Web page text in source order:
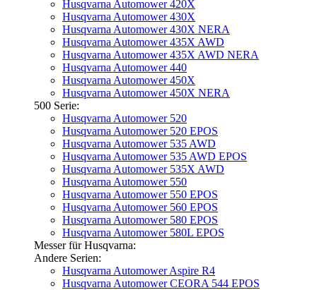
Husqvarna Automower 420X
Husqvarna Automower 430X
Husqvarna Automower 430X NERA
Husqvarna Automower 435X AWD
Husqvarna Automower 435X AWD NERA
Husqvarna Automower 440
Husqvarna Automower 450X
Husqvarna Automower 450X NERA
500 Serie:
Husqvarna Automower 520
Husqvarna Automower 520 EPOS
Husqvarna Automower 535 AWD
Husqvarna Automower 535 AWD EPOS
Husqvarna Automower 535X AWD
Husqvarna Automower 550
Husqvarna Automower 550 EPOS
Husqvarna Automower 560 EPOS
Husqvarna Automower 580 EPOS
Husqvarna Automower 580L EPOS
Messer für Husqvarna:
Andere Serien:
Husqvarna Automower Aspire R4
Husqvarna Automower CEORA 544 EPOS